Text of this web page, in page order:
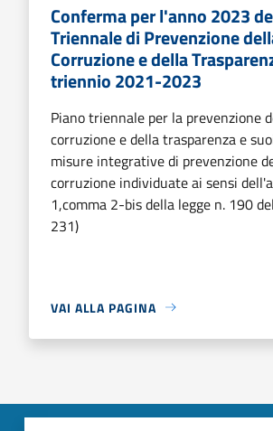
Conferma per l'anno 2023
Triennale di Prevenzione
Corruzione e della
triennio 2021-2023
Piano triennale per la prevenzione
corruzione e della trasparenza e
misure integrative di prevenzione
corruzione individuate ai sensi
1,comma 2-bis della legge n. 190
231)
VAI ALLA PAGINA